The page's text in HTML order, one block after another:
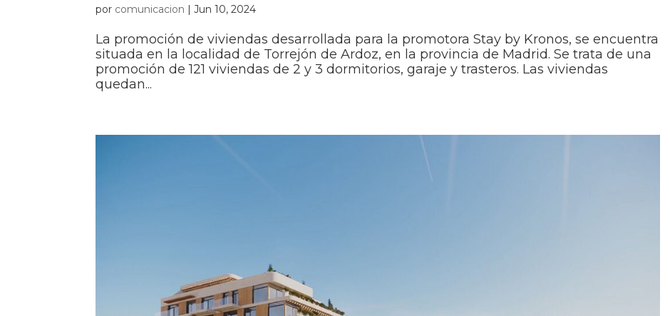
por comunicacion |Jun 10, 2024
La promoción de viviendas desarrollada para la promotora Stay by Kronos, se encuentra
situada en la localidad de Torrejón de Ardoz, en la provincia de Madrid. Se trata de una
promoción de 121 viviendas de 2 y 3 dormitorios, garaje y trasteros. Las viviendas
quedan...